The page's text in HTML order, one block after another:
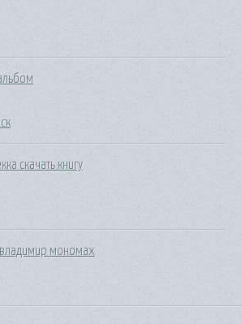
скачать книгу
владимир мономах